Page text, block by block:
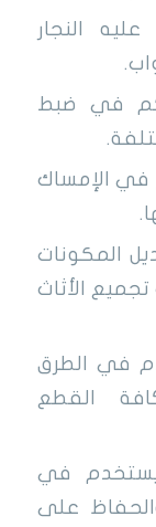
النجار
في ضبط
في الإمساك
المكونات
الأثاث
في الطرق
القطع
يستخدم في
على